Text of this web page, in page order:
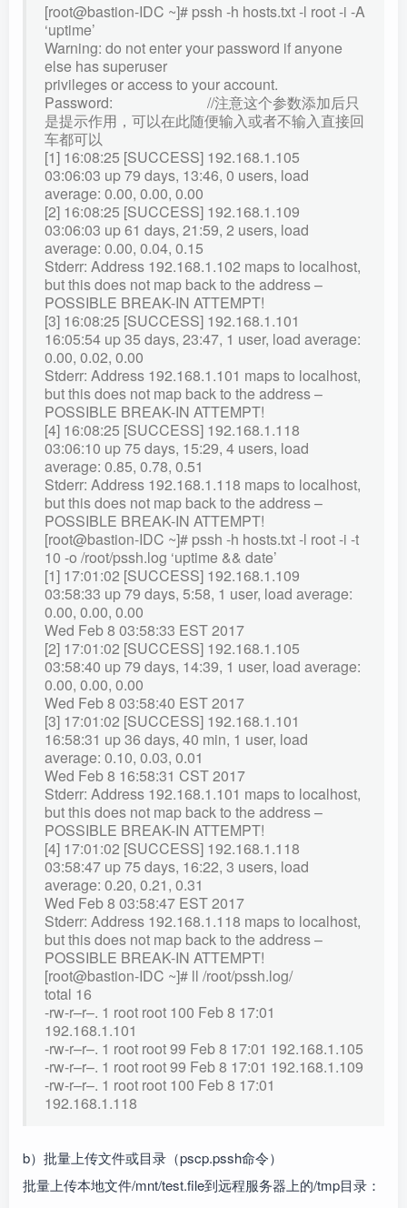
[root@bastion-IDC ~]# pssh -h hosts.txt -l root -i -A
‘uptime’
Warning: do not enter your password if anyone
else has superuser
privileges or access to your account.
Password: //注意这个参数添加后只
是提示作用，可以在此随便输入或者不输入直接回
车都可以
[1] 16:08:25 [SUCCESS] 192.168.1.105
03:06:03 up 79 days, 13:46, 0 users, load
average: 0.00, 0.00, 0.00
[2] 16:08:25 [SUCCESS] 192.168.1.109
03:06:03 up 61 days, 21:59, 2 users, load
average: 0.00, 0.04, 0.15
Stderr: Address 192.168.1.102 maps to localhost,
but this does not map back to the address –
POSSIBLE BREAK-IN ATTEMPT!
[3] 16:08:25 [SUCCESS] 192.168.1.101
16:05:54 up 35 days, 23:47, 1 user, load average:
0.00, 0.02, 0.00
Stderr: Address 192.168.1.101 maps to localhost,
but this does not map back to the address –
POSSIBLE BREAK-IN ATTEMPT!
[4] 16:08:25 [SUCCESS] 192.168.1.118
03:06:10 up 75 days, 15:29, 4 users, load
average: 0.85, 0.78, 0.51
Stderr: Address 192.168.1.118 maps to localhost,
but this does not map back to the address –
POSSIBLE BREAK-IN ATTEMPT!
[root@bastion-IDC ~]# pssh -h hosts.txt -l root -i -t
10 -o /root/pssh.log ‘uptime && date’
[1] 17:01:02 [SUCCESS] 192.168.1.109
03:58:33 up 79 days, 5:58, 1 user, load average:
0.00, 0.00, 0.00
Wed Feb 8 03:58:33 EST 2017
[2] 17:01:02 [SUCCESS] 192.168.1.105
03:58:40 up 79 days, 14:39, 1 user, load average:
0.00, 0.00, 0.00
Wed Feb 8 03:58:40 EST 2017
[3] 17:01:02 [SUCCESS] 192.168.1.101
16:58:31 up 36 days, 40 min, 1 user, load
average: 0.10, 0.03, 0.01
Wed Feb 8 16:58:31 CST 2017
Stderr: Address 192.168.1.101 maps to localhost,
but this does not map back to the address –
POSSIBLE BREAK-IN ATTEMPT!
[4] 17:01:02 [SUCCESS] 192.168.1.118
03:58:47 up 75 days, 16:22, 3 users, load
average: 0.20, 0.21, 0.31
Wed Feb 8 03:58:47 EST 2017
Stderr: Address 192.168.1.118 maps to localhost,
but this does not map back to the address –
POSSIBLE BREAK-IN ATTEMPT!
[root@bastion-IDC ~]# ll /root/pssh.log/
total 16
-rw-r–r–. 1 root root 100 Feb 8 17:01
192.168.1.101
-rw-r–r–. 1 root root 99 Feb 8 17:01 192.168.1.105
-rw-r–r–. 1 root root 99 Feb 8 17:01 192.168.1.109
-rw-r–r–. 1 root root 100 Feb 8 17:01
192.168.1.118
b）批量上传文件或目录（pscp.pssh命令）
批量上传本地文件/mnt/test.file到远程服务器上的/tmp目录：